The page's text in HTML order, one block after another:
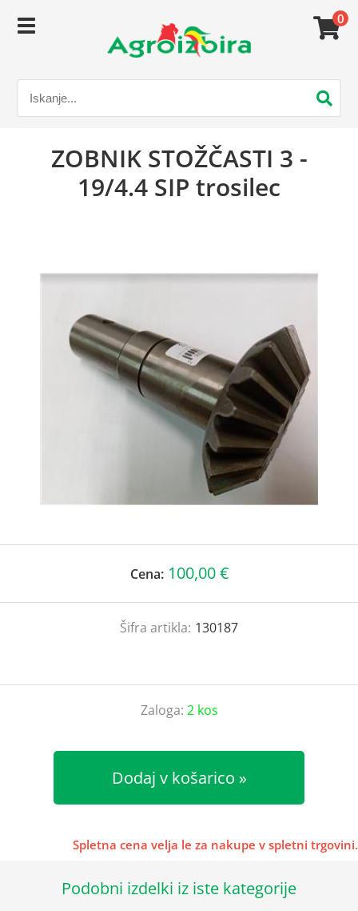
0
ZOBNIK STOŽČASTI 3 -
19/4.4 SIP trosilec
Cena: 100,00 €
Šifra artikla: 130187
Zaloga: 2 kos
Dodaj v košarico
Spletna cena velja le za nakupe v spletni trgovini.
Podobni izdelki iz iste kategorije